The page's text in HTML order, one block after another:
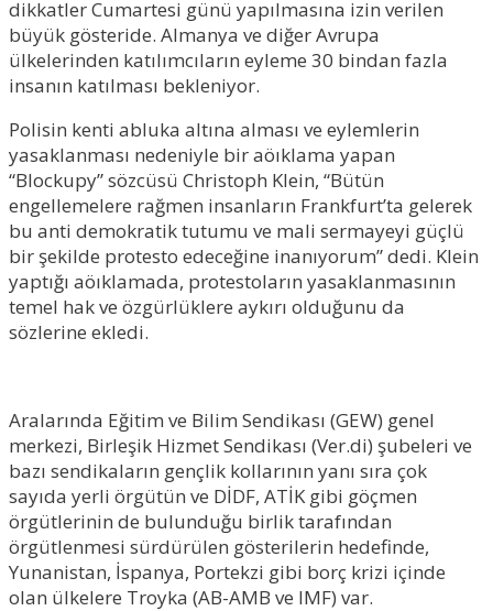
dikkatler Cumartesi günü yapılmasına izin verilen
büyük gösteride. Almanya ve diğer Avrupa
ülkelerinden katılımcıların eyleme 30 bindan fazla
insanın katılması bekleniyor.
Polisin kenti abluka altına alması ve eylemlerin
yasaklanması nedeniyle bir aöıklama yapan
“Blockupy” sözcüsü Christoph Klein, “Bütün
engellemelere rağmen insanların Frankfurt’ta gelerek
bu anti demokratik tutumu ve mali sermayeyi güçlü
bir şekilde protesto edeceğine inanıyorum” dedi. Klein
yaptığı aöıklamada, protestoların yasaklanmasının
temel hak ve özgürlüklere aykırı olduğunu da
sözlerine ekledi.
Aralarında Eğitim ve Bilim Sendikası (GEW) genel
merkezi, Birleşik Hizmet Sendikası (Ver.di) şubeleri ve
bazı sendikaların gençlik kollarının yanı sıra çok
sayıda yerli örgütün ve DİDF, ATİK gibi göçmen
örgütlerinin de bulunduğu birlik tarafından
örgütlenmesi sürdürülen gösterilerin hedefinde,
Yunanistan, İspanya, Portekzi gibi borç krizi içinde
olan ülkelere Troyka (AB-AMB ve IMF) var.